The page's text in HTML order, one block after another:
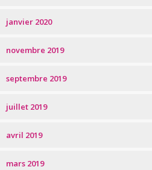
janvier 2020
novembre 2019
septembre 2019
juillet 2019
avril 2019
mars 2019